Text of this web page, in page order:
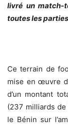
livré un match-
toutes les
Ce terrain de
mise en œuvre
d’un montant
(237 milliards de
le Bénin sur